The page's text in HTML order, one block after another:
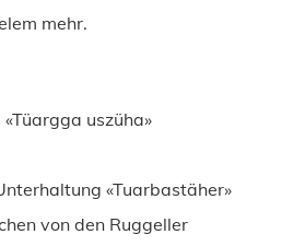
mehr.
uszüha»
«Tuarbastäher»
von den Ruggeller